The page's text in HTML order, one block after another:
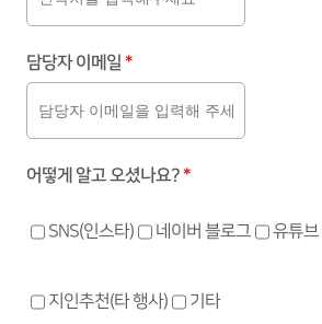
담당자 이메일*
어떻게 알고 오셨나요?*
SNS(인스타) 네이버 블로그 유튜브
지인추천(타 행사) 기타